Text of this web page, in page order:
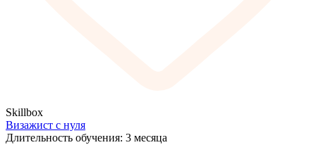
Skillbox
Визажист с нуля
Длительность обучения: 3 месяца